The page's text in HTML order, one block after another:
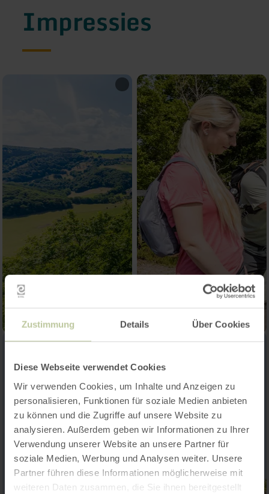
Zustimmung Details Über Cookies
Diese Webseite verwendet Cookies
Wir verwenden Cookies, um Inhalte und Anzeigen zu
personalisieren, Funktionen für soziale Medien anbieten
zu können und die Zugriffe auf unsere Website zu
analysieren. Außerdem geben wir Informationen zu Ihrer
Verwendung unserer Website an unsere Partner für
soziale Medien, Werbung und Analysen weiter. Unsere
Partner führen diese Informationen möglicherweise mit
weiteren Daten zusammen, die Sie ihnen bereitgestellt
Impressies